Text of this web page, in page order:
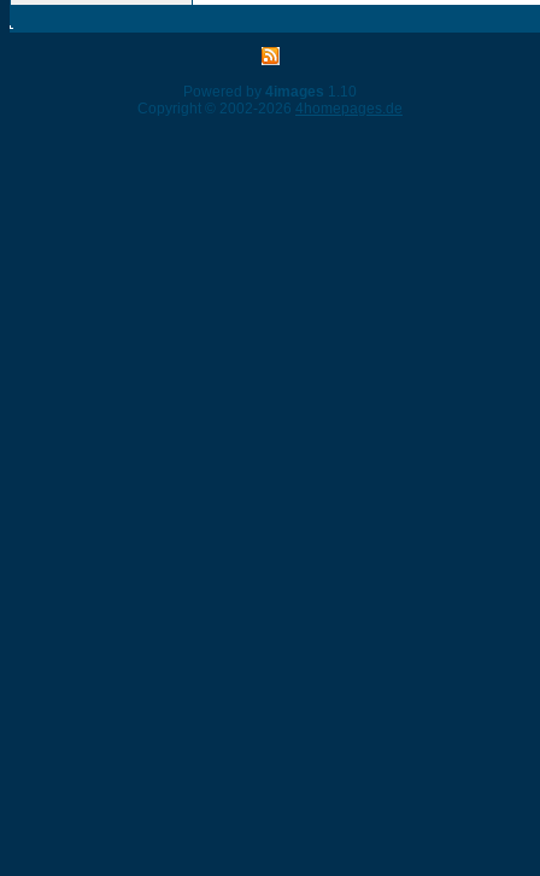
Powered by 4images 1.10
Copyright © 2002-2026 4homepages.de